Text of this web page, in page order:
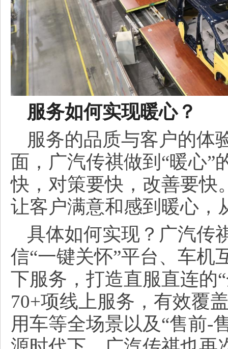
服务如何实现暖心？
服务的品质与客户的体
面，广汽传祺做到“暖心”
快，对策要快，改善要快
让客户满意和感到暖心，
具体如何实现？广汽传
信“一键关怀”平台、车机
下服务，打造直服直连的
70+项线上服务，有效覆
用车等全场景以及“售前-